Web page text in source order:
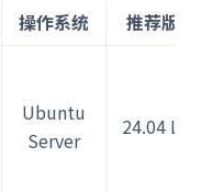
操作系统 推荐版本
Ubuntu
Server
24.04 LTS